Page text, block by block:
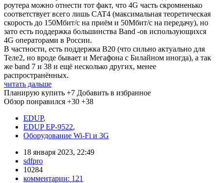
роутера можно отнести тот факт, что 4G часть скромненько
соответствует всего лишь CAT4 (максимальная теоретическая
скорость до 150Мбит/c на приём и 50Мбит/c на передачу), но
зато есть поддержка большинства Band -ов использующихся
4G операторами в России.
В частности, есть поддержка B20 (что сильно актуально для
Теле2, но вроде бывает и Мегафона с Билайном иногда), а так
же band 7 и 38 и ещё несколько других, менее
распространённых.
читать дальше
Планирую купить +7 Добавить в избранное
Обзор понравился +30 +38
EDUP,
EDUP EP-9522,
Оборудование Wi-Fi и 3G
18 января 2023, 22:49
sdfpro
10284
комментарии: 121